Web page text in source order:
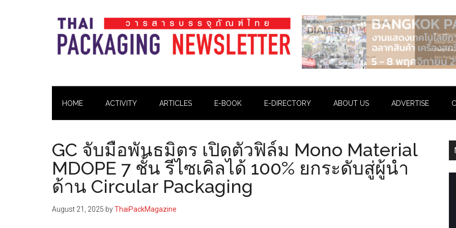
Pack
Magazine
HOME ACTIVITY ARTICLES E-BOOK E-DIRECTORY ABOUT US ADVERTISE
GC จับมือพันธมิตร เปิดตัวฟิล์ม Mono Material
MDOPE 7 ชั้น รีไซเคิลได้ 100% ยกระดับสู่ผู้นำ
ด้าน Circular Packaging
August 21, 2025 byThaiPackMagazine